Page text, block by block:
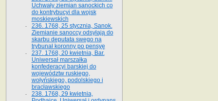
Uchwały ziemian sanockich co
do kontrybucyi dla wojsk
moskiewskich
236. 1768, 25 stycznia, Sanok.
Ziemianie sanoccy odsyłają do
skarbu deputata swego na
trybunał koronny po pensyę
237. 1768, 20 kwietnia, Bar.
Uniwersał marszałka
konfederacyi barskiej do
województw ruskiego,
wołyńskiego, podolskiego i
bracławskiego
238. 1768, 29 kwietnia,